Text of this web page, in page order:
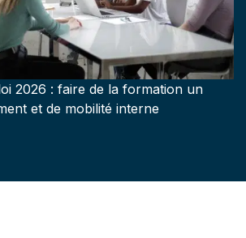
2026 : faire de la formation un
et de mobilité interne